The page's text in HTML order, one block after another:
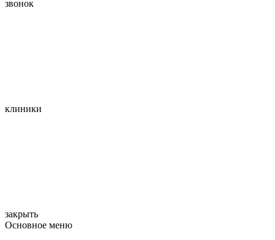
звонок
клиники
закрыть
Основное меню